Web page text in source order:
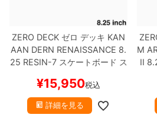
ZERO DECK ゼロ デッキ KAN
AAN DERN RENAISSANCE 8.
25 RESIN-7スケートボード ス
¥15,950税込
詳細を見る
M
II